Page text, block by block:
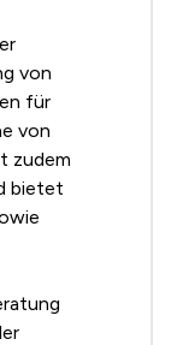
von
für
von
zudem
bietet